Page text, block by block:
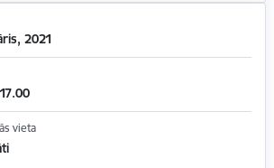
2021
vieta